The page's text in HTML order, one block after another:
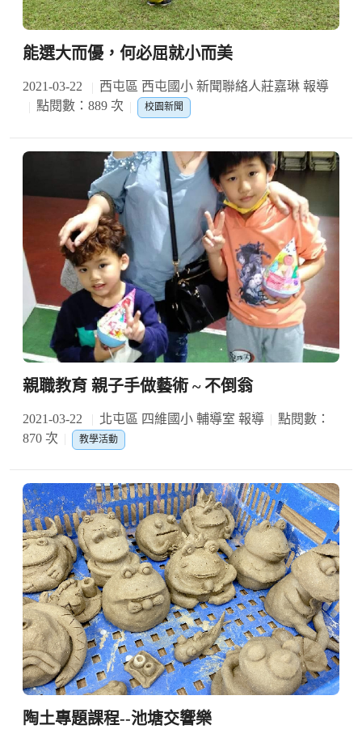
能選大而優，何必屈就小而美
2021-03-22
西屯區 西屯國小 新聞聯絡人莊嘉琳 報導
點閱數：889 次
校園新聞
親職教育 親子手做藝術 ~ 不倒翁
2021-03-22 北屯區 四維國小 輔導室 報導
點閱數：
870 次
教學活動
陶土專題課程--池塘交響樂